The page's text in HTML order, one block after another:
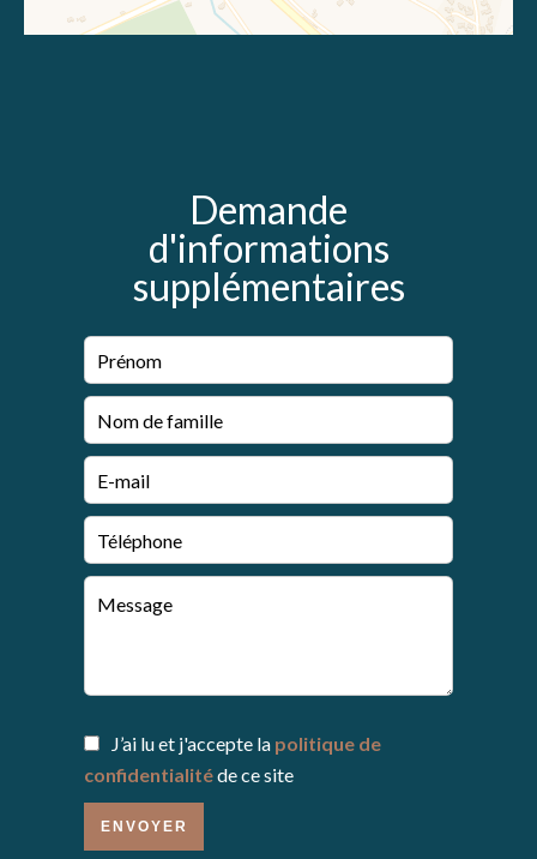
Demande
d'informations
supplémentaires
J’ai lu et j'accepte la politique de
confidentialitéde ce site
ENVOYER